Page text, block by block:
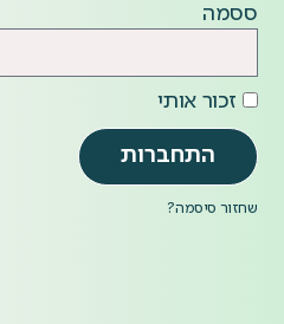
ססמה
זכור אותי
התחברות
שחזור סיסמה?